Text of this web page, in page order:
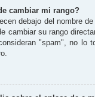
cambiar mi rango?
debajo del nombre
cambiar su rango
"spam", no lo